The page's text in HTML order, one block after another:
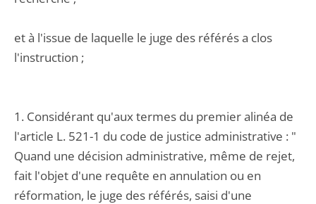
et à l'issue de laquelle le juge des référés a clos
l'instruction ;
1. Considérant qu'aux termes du premier alinéa de
l'article L. 521-1 du code de justice administrative : "
Quand une décision administrative, même de rejet,
fait l'objet d'une requête en annulation ou en
réformation, le juge des référés, saisi d'une